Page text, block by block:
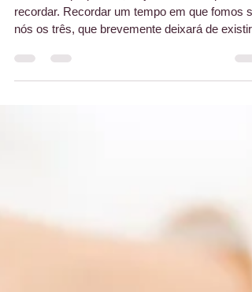
Meu amor pequenino, Hoje escrevo-te para
nós os três, que brevemente deixará de